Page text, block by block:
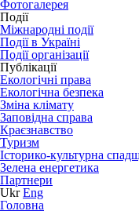
Фотогалерея
Події
Міжнародні події
Події в Україні
Події організації
Публікації
Екологічні права
Екологічна безпека
Зміна клімату
Заповідна справа
Краєзнавство
Туризм
Історико-культурна
Зелена енергетика
Партнери
Ukr Eng
Головна